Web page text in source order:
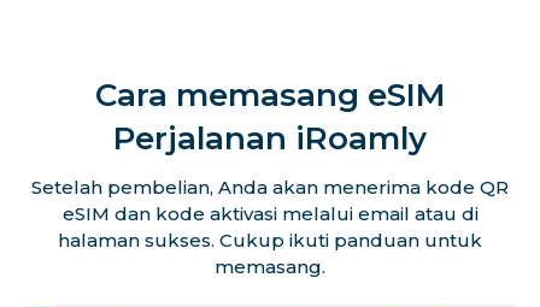
Cara memasang eSIM
Perjalanan iRoamly
Setelah pembelian, Anda akan menerima kode QR
eSIM dan kode aktivasi melalui email atau di
halaman sukses. Cukup ikuti panduan untuk
memasang.